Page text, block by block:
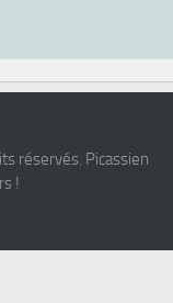
réservés. Picassien
!